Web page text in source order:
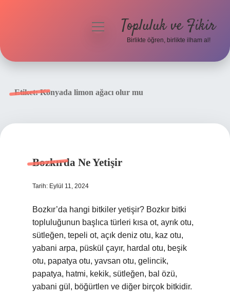
menüyüTopluluk ve Fikir
Birlikte öğren, birlikte ilham al!
Etiket:Konyada limon ağacı olur mu
Bozkırda Ne Yetişir
Tarih: Eylül 11, 2024
Bozkır’da hangi bitkiler yetişir? Bozkır bitki
topluluğunun başlıca türleri kısa ot, ayrık otu,
sütleğen, tepeli ot, açık deniz otu, kaz otu,
yabani arpa, püskül çayır, hardal otu, beşik
otu, papatya otu, yavsan otu, gelincik,
papatya, hatmi, kekik, sütleğen, bal özü,
yabani gül, böğürtlen ve diğer birçok bitkidir.